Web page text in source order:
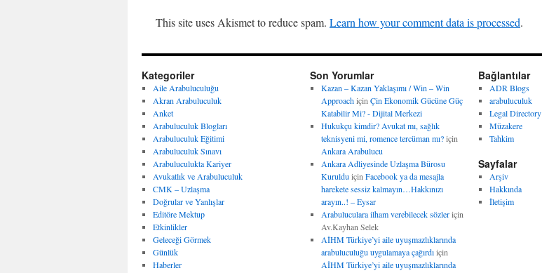
This site uses Akismet to reduce spam. Learn how your comment data is processed.
Kategoriler
Aile Arabuluculuğu
Akran Arabuluculuk
Anket
Arabuluculuk Blogları
Arabuluculuk Eğitimi
Arabuluculuk Sınavı
Arabuluculukta Kariyer
Avukatlık ve Arabuluculuk
CMK – Uzlaşma
Doğrular ve Yanlışlar
Editöre Mektup
Etkinlikler
Geleceği Görmek
Günlük
Haberler
Son Yorumlar
Kazan – Kazan Yaklaşımı / Win – Win
Approachiçin Çin Ekonomik Gücüne Güç
Katabilir Mi? - Dijital Merkezi
Hukukçu kimdir? Avukat mı, sağlık
teknisyeni mi, romence tercüman mı?için
Ankara Arabulucu
Ankara Adliyesinde Uzlaşma Bürosu
Kuruldu için Facebook ya da mesajla
harekete sessiz kalmayın…Hakkınızı
arayın..! – Eysar
Arabuluculara ilham verebilecek sözleriçin
Av.Kayhan Selek
AİHM Türkiye’yi aile uyuşmazlıklarında
arabuluculuğu uygulamaya çağırdıiçin
AİHM Türkiye’yi aile uyuşmazlıklarında
Bağlantılar
ADR Blogs
arabuluculuk
Legal Directory
Müzakere
Tahkim
Sayfalar
Arşiv
Hakkında
İletişim